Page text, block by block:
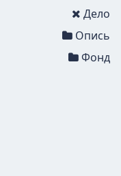
Дело
Опись
Фонд